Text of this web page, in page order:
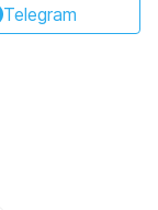
Telegram